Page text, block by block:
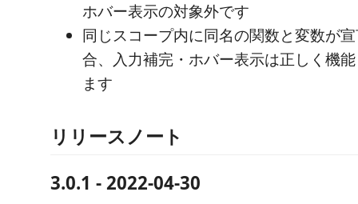
ホバー表示の対象外です
同じスコープ内に同名の関数と変数が
合、入力補完・ホバー表示は正しく機
ます
リリースノート
3.0.1 - 2022-04-30